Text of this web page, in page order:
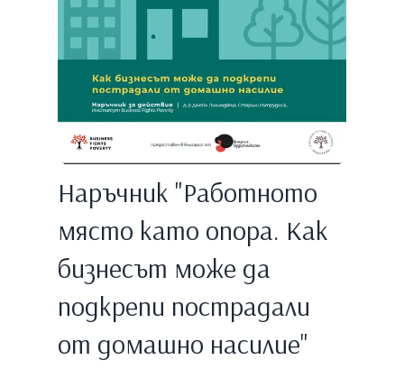
Наръчник "Работното
място като опора. Как
бизнесът може да
подкрепи пострадали
от домашно насилие"